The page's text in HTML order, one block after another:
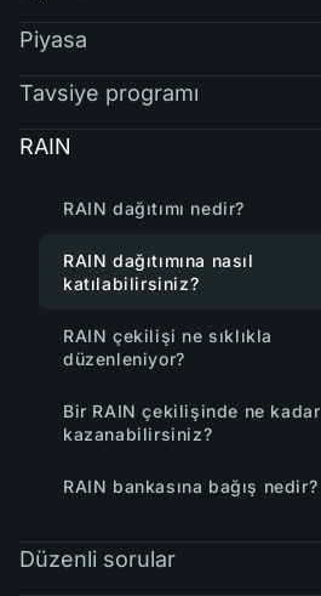
Piyasa
Tavsiye programı
RAIN
RAIN dağıtımı nedir?
RAIN dağıtımına nasıl
katılabilirsiniz?
RAIN çekilişi ne sıklıkla
düzenleniyor?
Bir RAIN çekilişinde ne kadar
kazanabilirsiniz?
RAIN bankasına bağış nedir?
Düzenli sorular